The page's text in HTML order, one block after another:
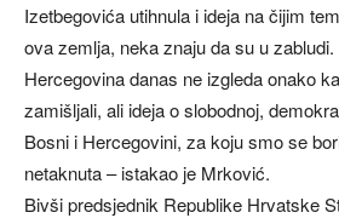
Izetbegovića utihnula i ideja na čijim
ova zemlja, neka znaju da su u
Hercegovina danas ne izgleda onako
zamišljali, ali ideja o slobodnoj,
Bosni i Hercegovini, za koju smo se
netaknuta – istakao je Mrković.
Bivši predsjednik Republike Hrvatske